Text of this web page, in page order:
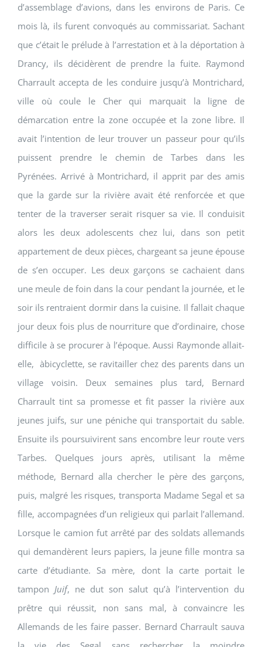
d’assemblage d’avions, dans les environs de Paris. Ce
mois là, ils furent convoqués au commissariat. Sachant
que c’était le prélude à l’arrestation et à la déportation à
Drancy, ils décidèrent de prendre la fuite. Raymond
Charrault accepta de les conduire jusqu’à Montrichard,
ville où coule le Cher qui marquait la ligne de
démarcation entre la zone occupée et la zone libre. Il
avait l’intention de leur trouver un passeur pour qu’ils
puissent prendre le chemin de Tarbes dans les
Pyrénées. Arrivé à Montrichard, il apprit par des amis
que la garde sur la rivière avait été renforcée et que
tenter de la traverser serait risquer sa vie. Il conduisit
alors les deux adolescents chez lui, dans son petit
appartement de deux pièces, chargeant sa jeune épouse
de s’en occuper. Les deux garçons se cachaient dans
une meule de foin dans la cour pendant la journée, et le
soir ils rentraient dormir dans la cuisine. Il fallait chaque
jour deux fois plus de nourriture que d’ordinaire, chose
difficile à se procurer à l’époque. Aussi Raymonde allait-
elle, àbicyclette, se ravitailler chez des parents dans un
village voisin. Deux semaines plus tard, Bernard
Charrault tint sa promesse et fit passer la rivière aux
jeunes juifs, sur une péniche qui transportait du sable.
Ensuite ils poursuivirent sans encombre leur route vers
Tarbes. Quelques jours après, utilisant la même
méthode, Bernard alla chercher le père des garçons,
puis, malgré les risques, transporta Madame Segal et sa
fille, accompagnées d’un religieux qui parlait l’allemand.
Lorsque le camion fut arrêté par des soldats allemands
qui demandèrent leurs papiers, la jeune fille montra sa
carte d’étudiante. Sa mère, dont la carte portait le
tampon Juif, ne dut son salut qu’à l’intervention du
prêtre qui réussit, non sans mal, à convaincre les
Allemands de les faire passer. Bernard Charrault sauva